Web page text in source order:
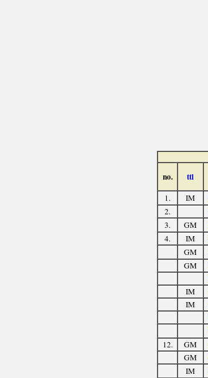
no. ttl
1. IM
2.
3.
GM
4. IM
GM
GM
IM
IM
12. GM
GM
IM